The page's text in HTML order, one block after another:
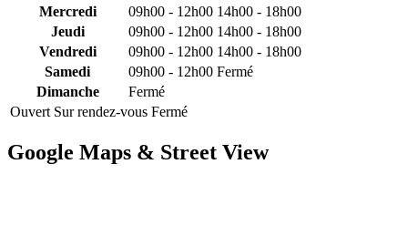
Mercredi
09h00 - 12h00 14h00 - 18h00
Jeudi
09h00 - 12h00 14h00 - 18h00
Vendredi
09h00 - 12h00 14h00 - 18h00
Samedi
09h00 - 12h00 Fermé
Dimanche
Fermé
Ouvert Sur rendez-vous Fermé
Google Maps & Street View